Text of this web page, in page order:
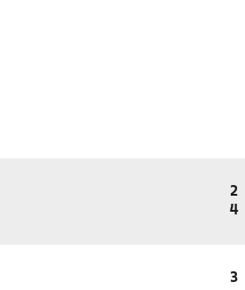
2
4
3